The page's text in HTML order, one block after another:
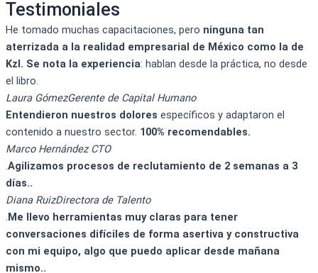
Testimoniales​
He tomado muchas capacitaciones, pero ninguna tan
aterrizada a la realidad empresarial de México como la de
KzI. Se nota la experiencia: hablan desde la práctica, no desde
el libro.
Laura GómezGerente de Capital Humano
Entendieron nuestros dolores específicos y adaptaron el
contenido a nuestro sector. 100% recomendables.
Marco HernándezCTO
.Agilizamos procesos de reclutamiento de 2 semanas a 3
días..
Diana RuizDirectora de Talento
.Me llevo herramientas muy claras para tener
conversaciones difíciles de forma asertiva y constructiva
con mi equipo, algo que puedo aplicar desde mañana
mismo..